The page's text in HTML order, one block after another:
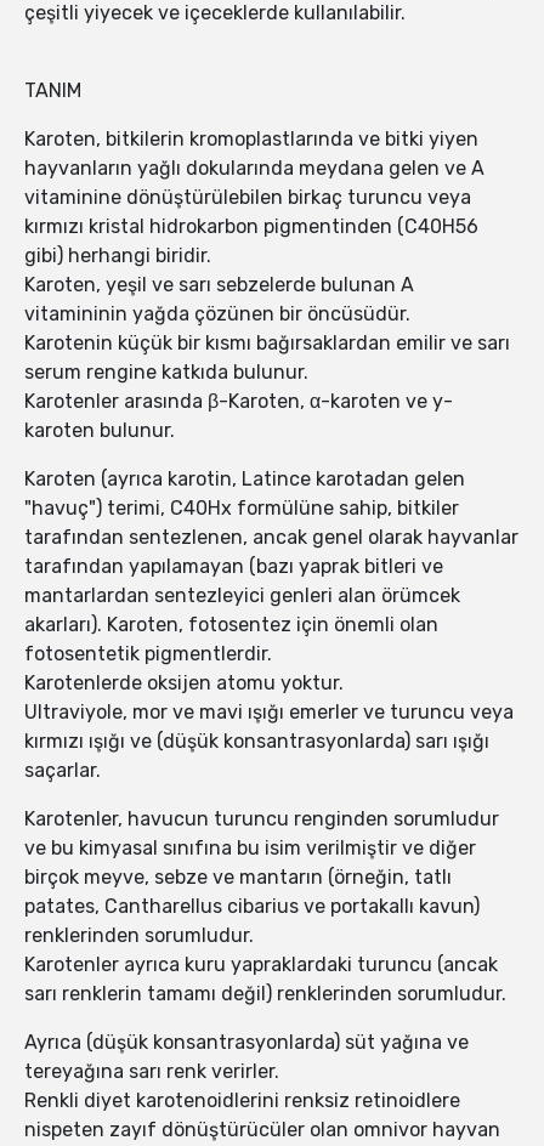
çeşitli yiyecek ve içeceklerde kullanılabilir.
TANIM
Karoten, bitkilerin kromoplastlarında ve bitki yiyen
hayvanların yağlı dokularında meydana gelen ve A
vitaminine dönüştürülebilen birkaç turuncu veya
kırmızı kristal hidrokarbon pigmentinden (C40H56
gibi) herhangi biridir.
Karoten, yeşil ve sarı sebzelerde bulunan A
vitamininin yağda çözünen bir öncüsüdür.
Karotenin küçük bir kısmı bağırsaklardan emilir ve sarı
serum rengine katkıda bulunur.
Karotenler arasında β-Karoten, α-karoten ve y-
karoten bulunur.
Karoten (ayrıca karotin, Latince karotadan gelen
"havuç") terimi, C40Hx formülüne sahip, bitkiler
tarafından sentezlenen, ancak genel olarak hayvanlar
tarafından yapılamayan (bazı yaprak bitleri ve
mantarlardan sentezleyici genleri alan örümcek
akarları). Karoten, fotosentez için önemli olan
fotosentetik pigmentlerdir.
Karotenlerde oksijen atomu yoktur.
Ultraviyole, mor ve mavi ışığı emerler ve turuncu veya
kırmızı ışığı ve (düşük konsantrasyonlarda) sarı ışığı
saçarlar.
Karotenler, havucun turuncu renginden sorumludur
ve bu kimyasal sınıfına bu isim verilmiştir ve diğer
birçok meyve, sebze ve mantarın (örneğin, tatlı
patates, Cantharellus cibarius ve portakallı kavun)
renklerinden sorumludur.
Karotenler ayrıca kuru yapraklardaki turuncu (ancak
sarı renklerin tamamı değil) renklerinden sorumludur.
Ayrıca (düşük konsantrasyonlarda) süt yağına ve
tereyağına sarı renk verirler.
Renkli diyet karotenoidlerini renksiz retinoidlere
nispeten zayıf dönüştürücüler olan omnivor hayvan